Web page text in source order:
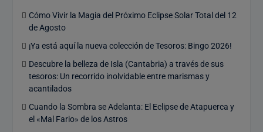
Cómo Vivir la Magia del Próximo Eclipse Solar Total del 12
de Agosto
¡Ya está aquí la nueva colección de Tesoros: Bingo 2026!
Descubre la belleza de Isla (Cantabria) a través de sus
tesoros: Un recorrido inolvidable entre marismas y
acantilados
Cuando la Sombra se Adelanta: El Eclipse de Atapuerca y
el «Mal Fario» de los Astros